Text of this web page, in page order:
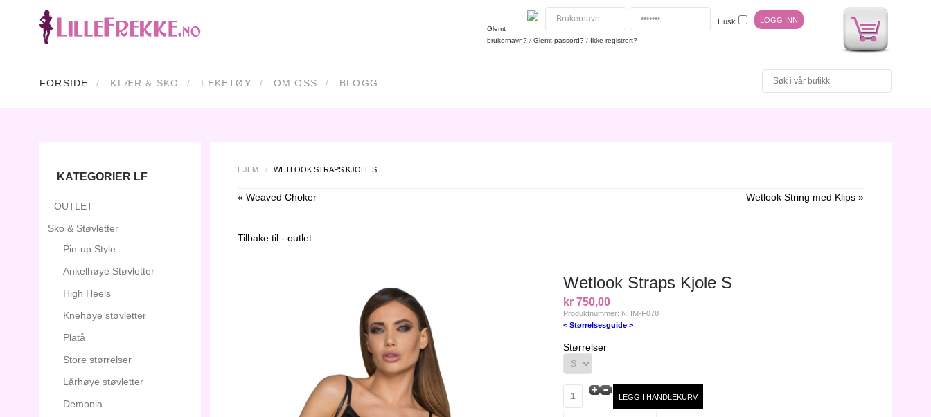
Husk
Glemt
brukernavn? / Glemt passord? / Ikke registrert?
FORSIDE KLÆR & SKO LEKETØY OM OSS BLOGG
HJEM / WETLOOK STRAPS KJOLE S
« Weaved Choker Wetlook String med Klips »
Tilbake til - outlet
Wetlook Straps Kjole S
kr 750,00
Produktnummer: NHM-F078
< Størrelsesguide >
Størrelser
KATEGORIER LF
- OUTLET
Sko & Støvletter
Pin-up Style
Ankelhøye Støvletter
High Heels
Knehøye støvletter
Platå
Store størrelser
Lårhøye støvletter
Demonia